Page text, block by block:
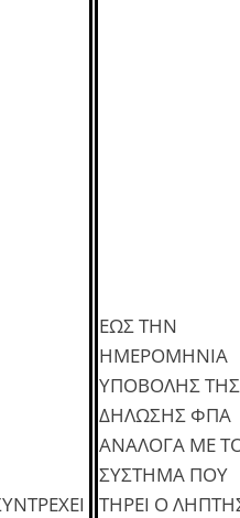
ΕΩΣ ΤΗΝ
ΗΜΕΡΟΜΗΝΙΑ
ΥΠΟΒΟΛΗΣ ΤΗΣ
ΔΗΛΩΣΗΣ ΦΠΑ
ΑΝΑΛΟΓΑ ΜΕ
ΣΥΣΤΗΜΑ ΠΟΥ
ΤΗΡΕΙ Ο